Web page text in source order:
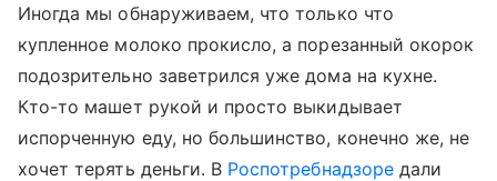
Иногда мы обнаруживаем, что только что
купленное молоко прокисло, а порезанный окорок
подозрительно заветрился уже дома на кухне.
Кто-то машет рукой и просто выкидывает
испорченную еду, но большинство, конечно же, не
хочет терять деньги. В Роспотребнадзоредали